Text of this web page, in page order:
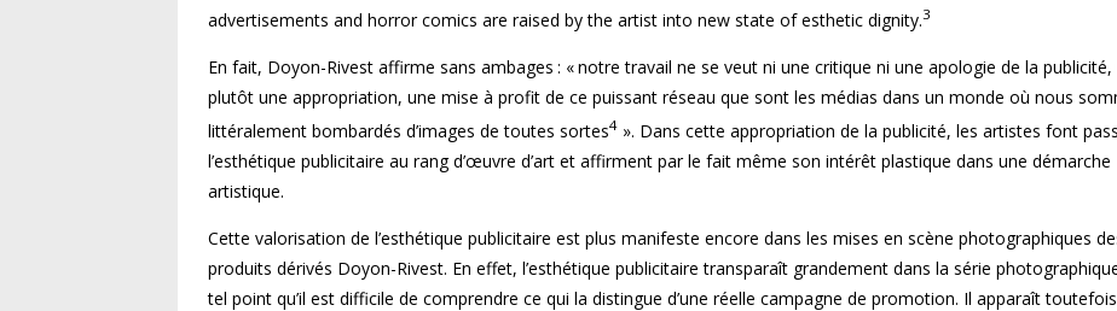
advertisements and horror comics are raised by the artist into new state of esthetic dignity.3
En fait, Doyon-Rivest affirme sans ambages : « notre travail ne se veut ni une critique ni une apologie de la publicité,
plutôt une appropriation, une mise à profit de ce puissant réseau que sont les médias dans un monde où nous
littéralement bombardés d’images de toutes sortes4 ». Dans cette appropriation de la publicité, les artistes font
l’esthétique publicitaire au rang d’œuvre d’art et affirment par le fait même son intérêt plastique dans une démarche
artistique.
Cette valorisation de l’esthétique publicitaire est plus manifeste encore dans les mises en scène photographiques
produits dérivés Doyon-Rivest. En effet, l’esthétique publicitaire transparaît grandement dans la série
tel point qu’il est difficile de comprendre ce qui la distingue d’une réelle campagne de promotion. Il apparaît toutefois